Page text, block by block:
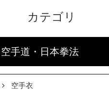
カテゴリ
空手道・日本拳法
空手衣